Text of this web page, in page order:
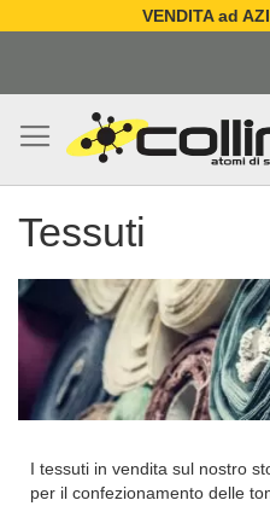
VENDITA ad
Tessuti
I tessuti in vendita sul nostro
per il confezionamento delle